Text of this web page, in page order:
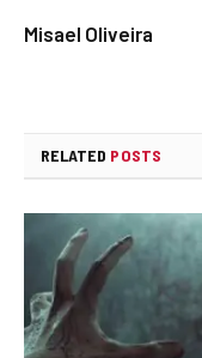
Misael Oliveira
RELATED POSTS